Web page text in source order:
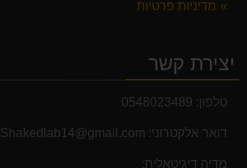
מדיניות פרטיות
יצירת קשר
טלפון: 0548023489
דואר אלקטרוני: Shakedlab14@gmail.com
מדיה דיגיטאלית: